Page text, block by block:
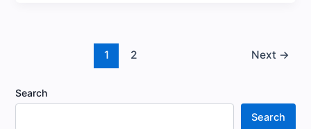
1 2 Next →
Search
Search